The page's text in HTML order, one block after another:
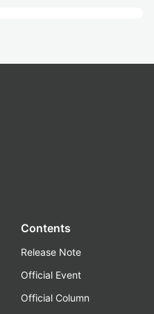
Contents
Release Note
Official Event
Official Column